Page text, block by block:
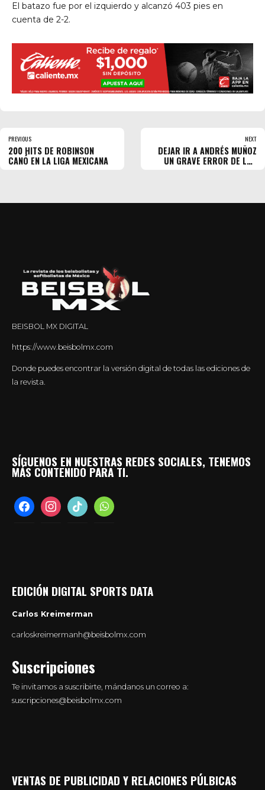
El batazo fue por el izquierdo y alcanzó 403 pies en
cuenta de 2-2.
PREVIOUS
200 HITS DE ROBINSON
CANÓ EN LA LIGA MEXICANA
NEXT
DEJAR IR A ANDRÉS MUÑOZ
UN GRAVE ERROR DE LOS
BEISBOL MX DIGITAL
https://www.beisbolmx.com
Donde puedes encontrar la versión digital de todas las ediciones de
la revista.
SÍGUENOS EN NUESTRAS REDES SOCIALES, TENEMOS
MÁS CONTENIDO PARA TI.
facebookinstagramtiktok whatsapp
EDICIÓN DIGITAL SPORTS DATA
Carlos Kreimerman
carloskreimermanh@beisbolmx.com
Suscripciones
Te invitamos a suscribirte, mándanos un correo a:
suscripciones@beisbolmx.com
VENTAS DE PUBLICIDAD Y RELACIONES PÚLBICAS